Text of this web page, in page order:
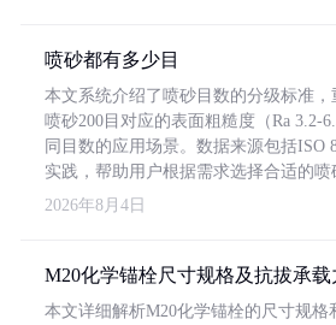
喷砂都有多少目
本文系统介绍了喷砂目数的分级标准
喷砂200目对应的表面粗糙度（Ra 3.2-
同目数的应用场景。数据来源包括ISO
实践，帮助用户根据需求选择合适的喷
2026年8月4日
M20化学锚栓尺寸规格及抗拔承载
本文详细解析M20化学锚栓的尺寸规格